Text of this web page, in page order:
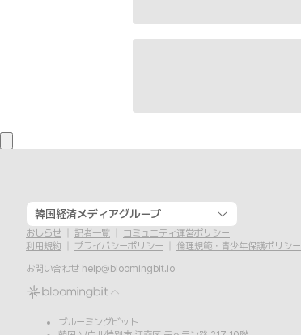
韓国経済メディアグループ
おしらせ 記者一覧
コミュニティ運営ポリシー
利用規約
プライバシーポリシー
倫理規範・青少年保護ポリシー
お問い合わせ help@bloomingbit.io
ブルーミングビット